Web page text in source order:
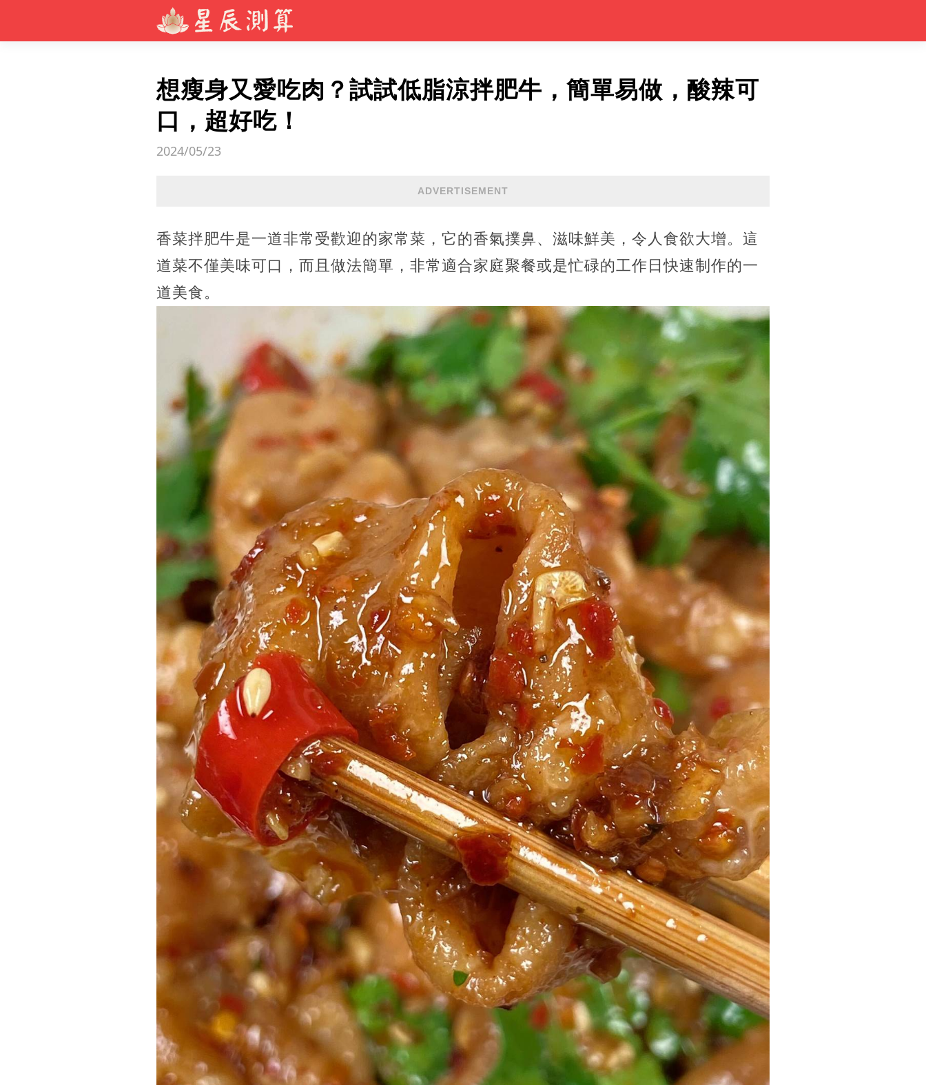
想瘦身又愛吃肉？試試低脂涼拌肥牛，簡單易做，酸辣可
口，超好吃！
2024/05/23
ADVERTISEMENT
香菜拌肥牛是一道非常受歡迎的家常菜，它的香氣撲鼻、滋味鮮美，令人食欲大增。這
道菜不僅美味可口，而且做法簡單，非常適合家庭聚餐或是忙碌的工作日快速制作的一
道美食。